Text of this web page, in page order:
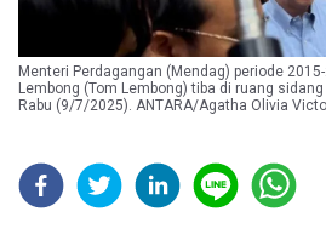
Menteri Perdagangan (Mendag) periode
Lembong (Tom Lembong) tiba di ruang
Rabu (9/7/2025). ANTARA/Agatha Olivia